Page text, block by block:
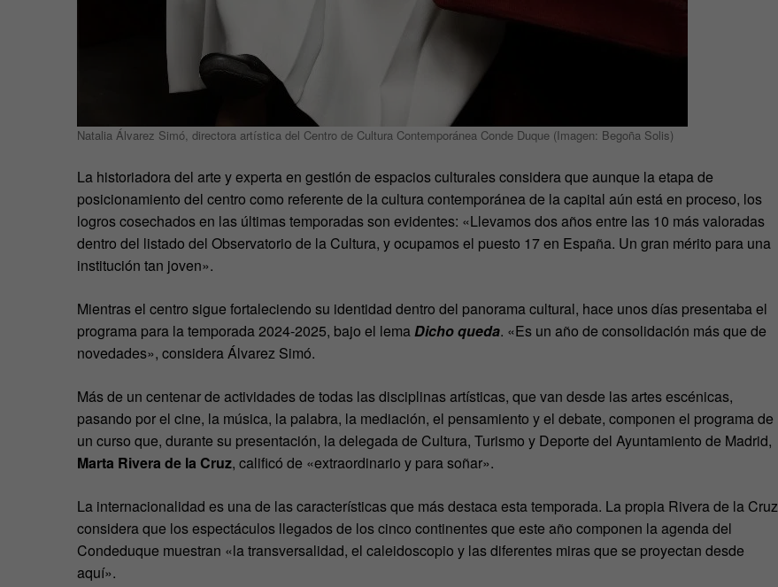
Natalia Álvarez Simó, directora artística del Centro de Cultura Contemporánea Conde Duque (Imagen: Begoña Solis)
La historiadora del arte y experta en gestión de espacios culturales considera que aunque la etapa de
posicionamiento del centro como referente de la cultura contemporánea de la capital aún está en proceso, los
logros cosechados en las últimas temporadas son evidentes: «Llevamos dos años entre las 10 más valoradas
dentro del listado del Observatorio de la Cultura, y ocupamos el puesto 17 en España. Un gran mérito para una
institución tan joven».
Mientras el centro sigue fortaleciendo su identidad dentro del panorama cultural, hace unos días presentaba el
programa para la temporada 2024-2025, bajo el lema Dicho queda. «Es un año de consolidación más que de
novedades», considera Álvarez Simó.
Más de un centenar de actividades de todas las disciplinas artísticas, que van desde las artes escénicas,
pasando por el cine, la música, la palabra, la mediación, el pensamiento y el debate, componen el programa de
un curso que, durante su presentación, la delegada de Cultura, Turismo y Deporte del Ayuntamiento de Madrid,
Marta Rivera de la Cruz, calificó de «extraordinario y para soñar».
La internacionalidad es una de las características que más destaca esta temporada. La propia Rivera de la Cruz
considera que los espectáculos llegados de los cinco continentes que este año componen la agenda del
Condeduque muestran «la transversalidad, el caleidoscopio y las diferentes miras que se proyectan desde
aquí».